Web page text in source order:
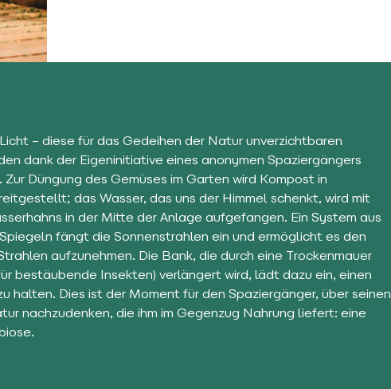
Licht – diese für das Gedeihen der Natur unverzichtbaren
dank der Eigeninitiative eines anonymen Spaziergängers
Düngung des Gemüses im Garten wird Kompost in
das Wasser, das uns der Himmel schenkt, wird mit
in der Mitte der Anlage aufgefangen. Ein System aus
fängt die Sonnenstrahlen ein und ermöglicht es den
aufzunehmen. Die Bank, die durch eine Trockenmauer
bestäubende Insekten) verlängert wird, lädt dazu ein, einen
halten. Dies ist der Moment für den Spaziergänger, über seinen
nachzudenken, die ihm im Gegenzug Nahrung liefert: eine